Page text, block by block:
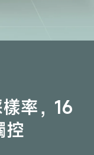
率，16
控